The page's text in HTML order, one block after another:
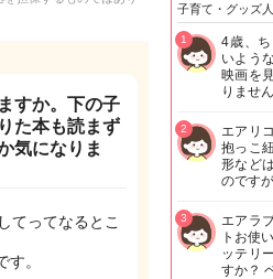
すか。下の子
た本も読まず
気になりま
てってなるとこ
。
子育て・グッズ
4歳、
いよう
映画を
りませ
1
エアリ
抱っこ
形など
のです
2
エアラ
トお使
ッテリ
すか？
3